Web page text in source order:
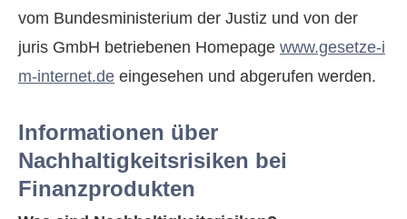
vom Bundesministerium der Justiz und von der
juris GmbH betriebenen Homepage www.gesetze-i
m-internet.de eingesehen und abgerufen werden.
Informationen über
Nachhaltigkeitsrisiken bei
Finanzprodukten